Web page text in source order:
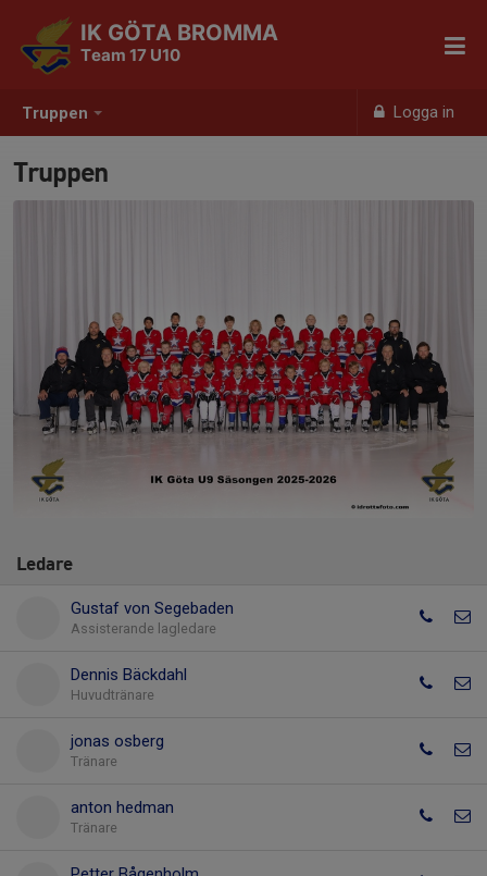
Truppen Logga in
IK GÖTA BROMMA
Team 17 U10
Truppen
Ledare
Gustaf von Segebaden
Assisterande lagledare
Dennis Bäckdahl
Huvudtränare
jonas osberg
Tränare
anton hedman
Tränare